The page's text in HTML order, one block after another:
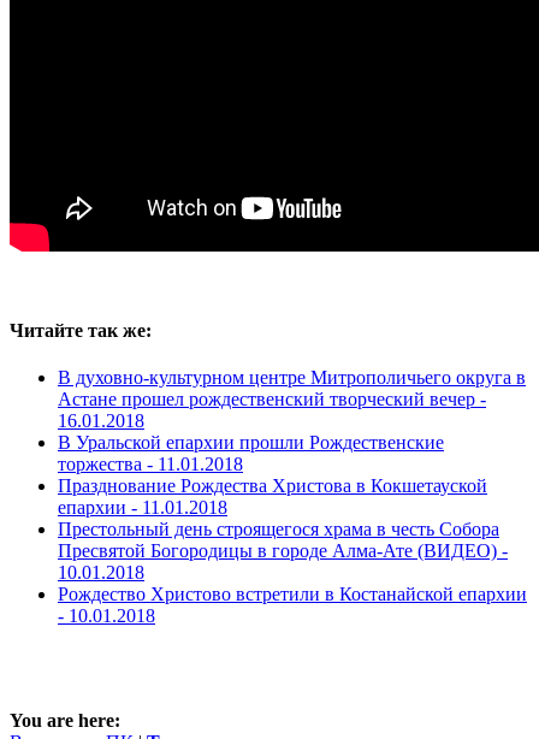
Читайте так же:
В духовно-культурном центре Митрополичьего округа в
Астане прошел рождественский творческий вечер -
16.01.2018
В Уральской епархии прошли Рождественские
торжества - 11.01.2018
Празднование Рождества Христова в Кокшетауской
епархии - 11.01.2018
Престольный день строящегося храма в честь Собора
Пресвятой Богородицы в городе Алма-Ате (ВИДЕО) -
10.01.2018
Рождество Христово встретили в Костанайской епархии
- 10.01.2018
You are here: